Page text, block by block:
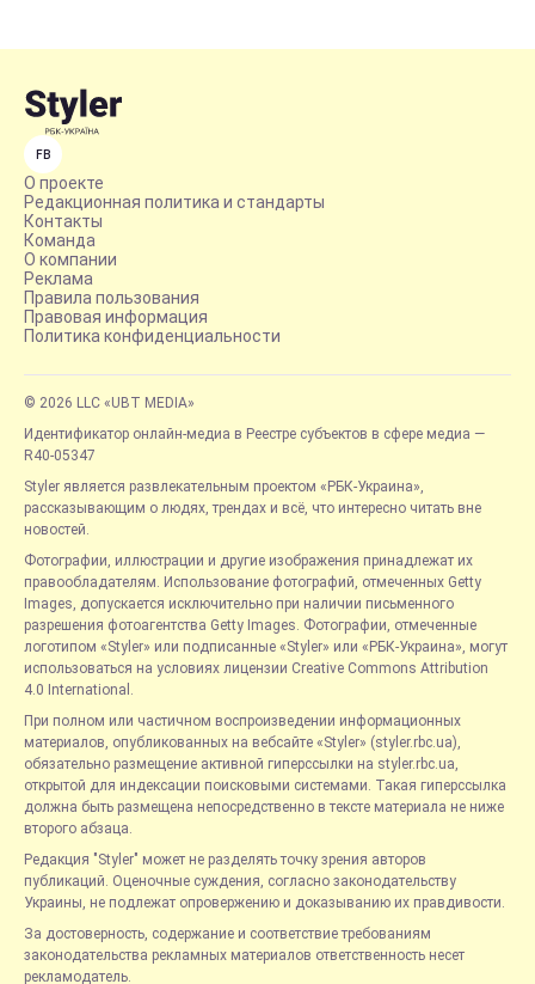
FB
О проекте
Редакционная политика и стандарты
Контакты
Команда
О компании
Реклама
Правила пользования
Правовая информация
Политика конфиденциальности
© 2026 LLC «UBT MEDIA»
Идентификатор онлайн-медиа в Реестре субъектов в сфере медиа —
R40-05347
Styler является развлекательным проектом «РБК-Украина»,
рассказывающим о людях, трендах и всё, что интересно читать вне
новостей.
Фотографии, иллюстрации и другие изображения принадлежат их
правообладателям. Использование фотографий, отмеченных Getty
Images, допускается исключительно при наличии письменного
разрешения фотоагентства Getty Images. Фотографии, отмеченные
логотипом «Styler» или подписанные «Styler» или «РБК-Украина», могут
использоваться на условиях лицензии Creative Commons Attribution
4.0 International.
При полном или частичном воспроизведении информационных
материалов, опубликованных на вебсайте «Styler» (styler.rbc.ua),
обязательно размещение активной гиперссылки на styler.rbc.ua,
открытой для индексации поисковыми системами. Такая гиперссылка
должна быть размещена непосредственно в тексте материала не ниже
второго абзаца.
Редакция "Styler" может не разделять точку зрения авторов
публикаций. Оценочные суждения, согласно законодательству
Украины, не подлежат опровержению и доказыванию их правдивости.
За достоверность, содержание и соответствие требованиям
законодательства рекламных материалов ответственность несет
рекламодатель.